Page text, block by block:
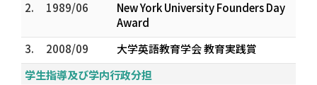
2.
1989/06
New York University Founders Day
Award
3.
2008/09
大学英語教育学会 教育実践賞
学生指導及び学内行政分担